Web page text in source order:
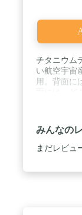
チタニウム
い航空宇宙
用。背面に
なCeramic
も備えて
ンチの
採用。圧倒
120Hzまで
みんなの
まだレビュ